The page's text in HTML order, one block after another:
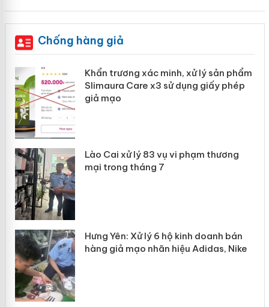
Chống hàng giả
Khẩn trương xác minh, xử lý sản phẩm
Slimaura Care x3 sử dụng giấy phép
giả mạo
Lào Cai xử lý 83 vụ vi phạm thương
mại trong tháng 7
Hưng Yên: Xử lý 6 hộ kinh doanh bán
hàng giả mạo nhãn hiệu Adidas, Nike